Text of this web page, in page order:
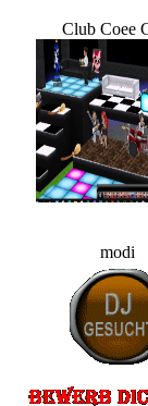
Club Coee
modi